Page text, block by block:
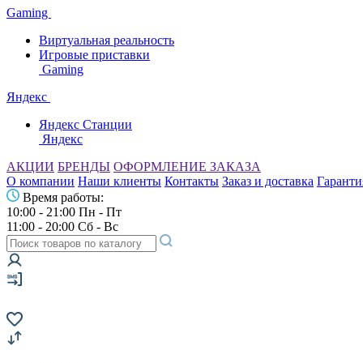
Gaming
Виртуальная реальность
Игровые приставки
Gaming
Яндекс
Яндекс Станции
Яндекс
АКЦИИ БРЕНДЫ ОФОРМЛЕНИЕ ЗАКАЗА
О компании Наши клиенты Контакты Заказ и доставка
Время работы:
10:00 - 21:00 Пн - Пт
11:00 - 20:00 Сб - Вс